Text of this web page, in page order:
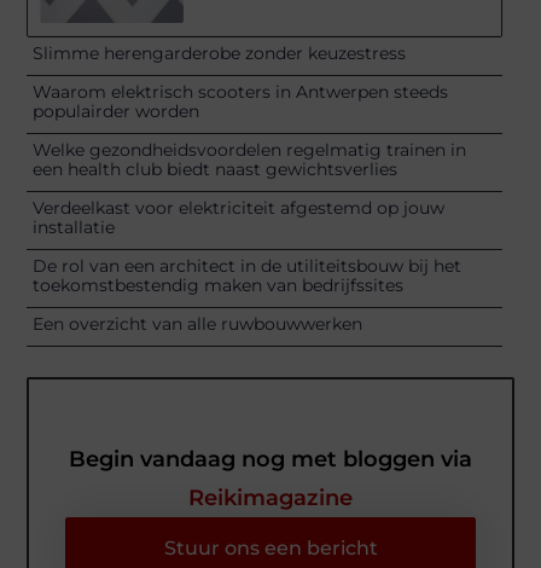
Slimme herengarderobe zonder keuzestress
Waarom elektrisch scooters in Antwerpen steeds
populairder worden
Welke gezondheidsvoordelen regelmatig trainen in
een health club biedt naast gewichtsverlies
Verdeelkast voor elektriciteit afgestemd op jouw
installatie
De rol van een architect in de utiliteitsbouw bij het
toekomstbestendig maken van bedrijfssites
Een overzicht van alle ruwbouwwerken
Begin vandaag nog met bloggen via
Reikimagazine
Stuur ons een bericht